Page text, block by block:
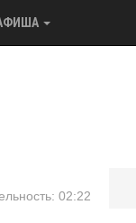
02:22